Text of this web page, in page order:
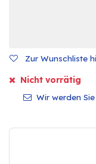
Zur Wunschliste
Nicht vorrätig
Wir werden